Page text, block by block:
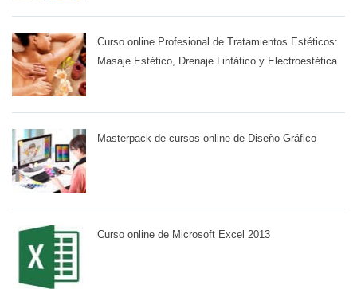
Curso online Profesional de Tratamientos Estéticos:
Masaje Estético, Drenaje Linfático y Electroestética
Masterpack de cursos online de Diseño Gráfico
Curso online de Microsoft Excel 2013